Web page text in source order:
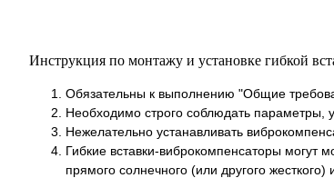
Инструкция по монтажу и установке гибкой
Обязательны к выполнению "Общие
Необходимо строго соблюдать параметры,
Нежелательно устанавливать
Гибкие вставки-виброкомпенсаторы могут
прямого солнечного (или другого жесткого)